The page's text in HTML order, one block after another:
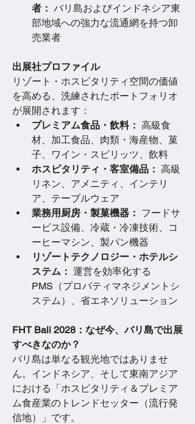
者： バリ島およびインドネシア東
部地域への強力な流通網を持つ卸
売業者
出展社プロファイル
リゾート・ホスピタリティ空間の価値
を高める、洗練されたポートフォリオ
が展開されます：
プレミアム食品・飲料： 高級食
材、加工食品、肉類・海産物、菓
子、ワイン・スピリッツ、飲料
ホスピタリティ・客室備品： 高級
リネン、アメニティ、インテリ
ア、テーブルウェア
業務用厨房・製菓機器： フードサ
ービス設備、冷蔵・冷凍技術、コ
ーヒーマシン、製パン機器
リゾートテクノロジー・ホテルシ
ステム： 運営を効率化する
PMS（プロパティマネジメントシ
ステム）、省エネソリューション
FHT Bali 2028：なぜ今、バリ島で出展
すべきなのか？
バリ島は単なる観光地ではありませ
ん。インドネシア、そして東南アジア
における「ホスピタリティ＆プレミア
ム食産業のトレンドセッター（流行発
信地）」です。